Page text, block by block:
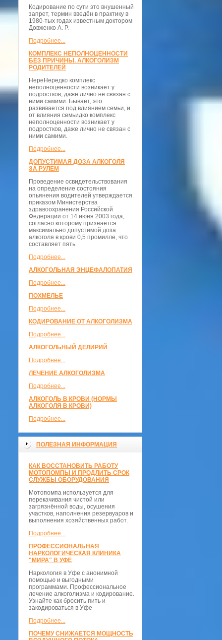
Кодирование по сути это внушенный
запрет, термин введён в практику в
1980-тых годах известным доктором
Довженко А. Р.
Подробнее...
КОМПЛЕКС НЕПОЛНОЦЕННОСТИ
БЕЗ ПРИЧИНЫ. АЛКОГОЛИЗМ
РОДИТЕЛЕЙ
НереНередко комплекс
неполноценности возникает у
подростков, даже лично не связан с
ними самими. Бывает, это
развивается под влиянием семьи, и
от влияния семьидко комплекс
неполноценности возникает у
подростков, даже лично не связан с
ними самими.
Подробнее...
ДОПУСТИМАЯ ДОЗА АЛКОГОЛЯ
ЗА РУЛЕМ
Проведение освидетельствования
на определение состояния
опьянения водителей утверждается
приказом Министерства
здравоохранения Российской
Федерации от 14 июня 2003 года,
согласно которому признается
максимально допустимой доза
алкоголя в крови 0,5 промилле, что
составляет пять
Подробнее...
АЛКОГОЛЬНАЯ ЭНЦЕФАЛОПАТИЯ
Подробнее...
ПОХМЕЛЬЕ
Подробнее...
КОДИРОВАНИЕ ОТ АЛКОГОЛИЗМА
Подробнее...
АЛКОГОЛЬНЫЙ ДЕЛИРИЙ
Подробнее...
ЛЕЧЕНИЕ АЛКОГОЛИЗМА
Подробнее...
АЛКОГОЛЬ В КРОВИ (НОРМЫ
АЛКОГОЛЯ В КРОВИ)
Подробнее...
ПОЛЕЗНАЯ ИНФОРМАЦИЯ
КАК ВОССТАНОВИТЬ РАБОТУ
МОТОПОМПЫ И ПРОДЛИТЬ СРОК
СЛУЖБЫ ОБОРУДОВАНИЯ
Мотопомпа используется для
перекачивания чистой или
загрязнённой воды, осушения
участков, наполнения резервуаров и
выполнения хозяйственных работ.
Подробнее...
ПРОФЕССИОНАЛЬНАЯ
НАРКОЛОГИЧЕСКАЯ КЛИНИКА
"МИРА" В УФЕ
Наркология в Уфе с анонимной
помощью и выгодными
программами. Профессиональное
лечение алкоголизма и кодирование.
Узнайте как бросить пить и
закодироваться в Уфе
Подробнее...
ПОЧЕМУ СНИЖАЕТСЯ МОЩНОСТЬ